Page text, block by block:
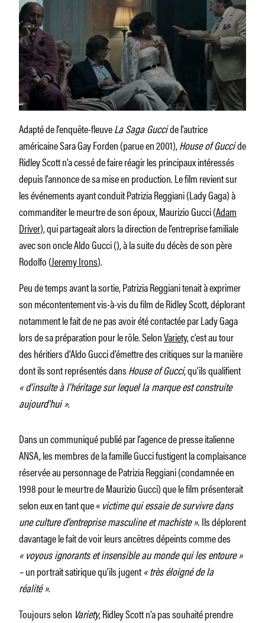
Adapté de l’enquête-fleuveLa Saga Guccide l’autrice
américaine Sara Gay Forden (parue en 2001),House of Guccide
Ridley Scott n’a cessé de faire réagir les principaux intéressés
depuis l’annonce de sa mise en production. Le film revient sur
les événements ayant conduit Patrizia Reggiani (Lady Gaga) à
commanditer le meurtre de son époux, Maurizio Gucci (Adam
Driver), qui partageait alors la direction de l’entreprise familiale
avec son oncle Aldo Gucci (), à la suite du décès de son père
Rodolfo (Jeremy Irons).
Peu de temps avant la sortie, Patrizia Reggiani tenait à exprimer
son mécontentement vis-à-vis du film de Ridley Scott, déplorant
notamment le fait de ne pas avoir été contactée par Lady Gaga
lors de sa préparation pour le rôle. SelonVariety, c’est au tour
des héritiers d’Aldo Gucci d’émettre des critiques sur la manière
dont ils sont représentés dansHouse of Gucci, qu’ils qualifient
« d’insulte à l’héritage sur lequel la marque est construite
aujourd’hui ».
Dans un communiqué publié par l’agence de presse italienne
ANSA, les membres de la famille Gucci fustigent la complaisance
réservée au personnage de Patrizia Reggiani (condamnée en
1998 pour le meurtre de Maurizio Gucci) que le film présenterait
selon eux en tant que «victime qui essaie de survivre dans
une culture d’entreprise masculine et machiste ».Ils déplorent
davantage le fait de voir leurs ancêtres dépeints comme des
« voyous ignorants et insensible au monde qui les entoure »
–un portrait satirique qu’ils jugent« très éloigné de la
réalité ».
Toujours selon Variety, Ridley Scott n’a pas souhaité prendre